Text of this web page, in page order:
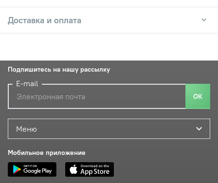
Доставка и оплата
Меню
Мобильное приложение
Подпишитесь на нашу рассылку
E-mail
ОК